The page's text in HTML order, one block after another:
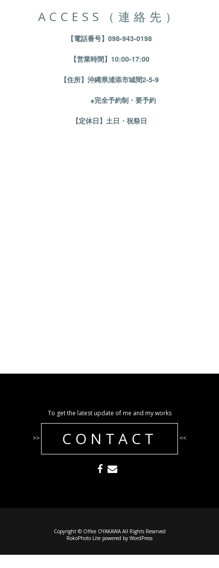
ACCESS（連絡先）
【電話番号】098-943-0198
【営業時間】10:00-17:00
【住所】沖縄県浦添市城間2-5-9
※完全予約制・要予約
【定休日】土日・祝祭日
To get the latest update of me and my works
>> CONTACT <<
Copyright © Office OYAKAWA All Rights Reserved
RokoPhoto Lite powered by WordPress